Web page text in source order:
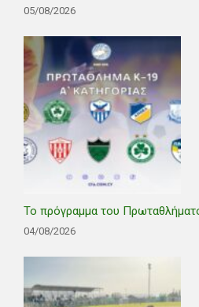
05/08/2026
Το πρόγραμμα του
04/08/2026